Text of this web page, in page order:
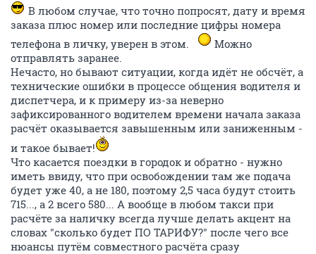
В любом случае, что точно попросят, дату и время
заказа плюс номер или последние цифры номера
телефона в личку, уверен в этом.
Можно
отправлять заранее.
Нечасто, но бывают ситуации, когда идёт не обсчёт, а
технические ошибки в процессе общения водителя и
диспетчера, и к примеру из-за неверно
зафиксированного водителем времени начала заказа
расчёт оказывается завышенным или заниженным -
и такое бывает!
Что касается поездки в городок и обратно - нужно
иметь ввиду, что при освобождении там же подача
будет уже 40, а не 180, поэтому 2,5 часа будут стоить
715..., а 2 всего 580... А вообще в любом такси при
расчёте за наличку всегда лучше делать акцент на
словах "сколько будет ПО ТАРИФУ?" после чего все
нюансы путём совместного расчёта сразу